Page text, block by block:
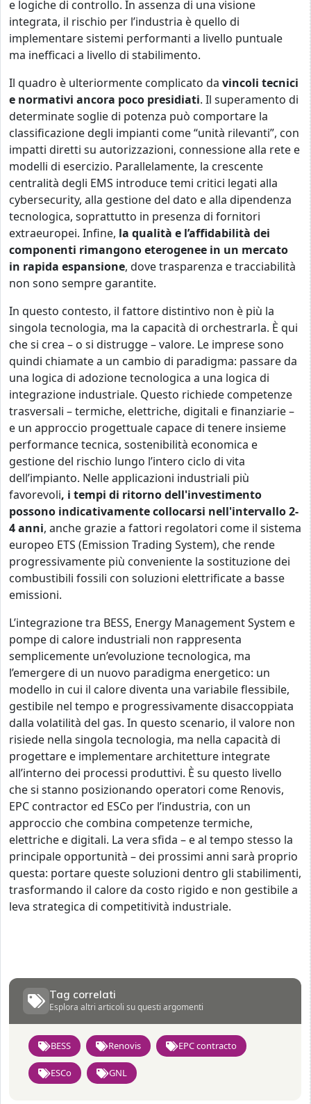
e logiche di controllo. In assenza di una visione
integrata, il rischio per l’industria è quello di
implementare sistemi performanti a livello puntuale
ma inefficaci a livello di stabilimento.
Il quadro è ulteriormente complicato da vincoli tecnici
e normativi ancora poco presidiati. Il superamento di
determinate soglie di potenza può comportare la
classificazione degli impianti come “unità rilevanti”, con
impatti diretti su autorizzazioni, connessione alla rete e
modelli di esercizio. Parallelamente, la crescente
centralità degli EMS introduce temi critici legati alla
cybersecurity, alla gestione del dato e alla dipendenza
tecnologica, soprattutto in presenza di fornitori
extraeuropei. Infine, la qualità e l’affidabilità dei
componenti rimangono eterogenee in un mercato
in rapida espansione, dove trasparenza e tracciabilità
non sono sempre garantite.
In questo contesto, il fattore distintivo non è più la
singola tecnologia, ma la capacità di orchestrarla. È qui
che si crea – o si distrugge – valore. Le imprese sono
quindi chiamate a un cambio di paradigma: passare da
una logica di adozione tecnologica a una logica di
integrazione industriale. Questo richiede competenze
trasversali – termiche, elettriche, digitali e finanziarie –
e un approccio progettuale capace di tenere insieme
performance tecnica, sostenibilità economica e
gestione del rischio lungo l’intero ciclo di vita
dell’impianto. Nelle applicazioni industriali più
favorevoli, i tempi di ritorno dell'investimento
possono indicativamente collocarsi nell'intervallo 2-
4 anni, anche grazie a fattori regolatori come il sistema
europeo ETS (Emission Trading System), che rende
progressivamente più conveniente la sostituzione dei
combustibili fossili con soluzioni elettrificate a basse
emissioni.
L’integrazione tra BESS, Energy Management System e
pompe di calore industriali non rappresenta
semplicemente un’evoluzione tecnologica, ma
l’emergere di un nuovo paradigma energetico: un
modello in cui il calore diventa una variabile flessibile,
gestibile nel tempo e progressivamente disaccoppiata
dalla volatilità del gas. In questo scenario, il valore non
risiede nella singola tecnologia, ma nella capacità di
progettare e implementare architetture integrate
all’interno dei processi produttivi. È su questo livello
che si stanno posizionando operatori come Renovis,
EPC contractor ed ESCo per l’industria, con un
approccio che combina competenze termiche,
elettriche e digitali. La vera sfida – e al tempo stesso la
principale opportunità – dei prossimi anni sarà proprio
questa: portare queste soluzioni dentro gli stabilimenti,
trasformando il calore da costo rigido e non gestibile a
leva strategica di competitività industriale.
Tag correlati
Esplora altri articoli su questi argomenti
BESS Renovis EPC contracto
ESCo GNL